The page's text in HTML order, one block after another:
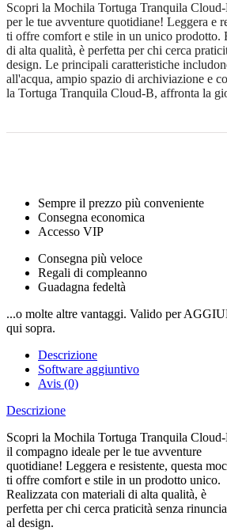
Scopri la Mochila Tortuga Tranquila
per le tue avventure quotidiane! Leggera e
ti offre comfort e stile in un unico prodotto.
di alta qualità, è perfetta per chi cerca
design. Le principali caratteristiche
all'acqua, ampio spazio di archiviazione e
la Tortuga Tranquila Cloud-B, affronta la
Sempre il prezzo più conveniente
Consegna economica
Accesso VIP
Consegna più veloce
Regali di compleanno
Guadagna fedeltà
...o molte altre vantaggi. Valido per
qui sopra.
Descrizione
Software aggiuntivo
Avis (0)
Descrizione
Scopri la Mochila Tortuga Tranquila
il compagno ideale per le tue avventure
quotidiane! Leggera e resistente, questa
ti offre comfort e stile in un prodotto unico.
Realizzata con materiali di alta qualità, è
perfetta per chi cerca praticità senza
al design.